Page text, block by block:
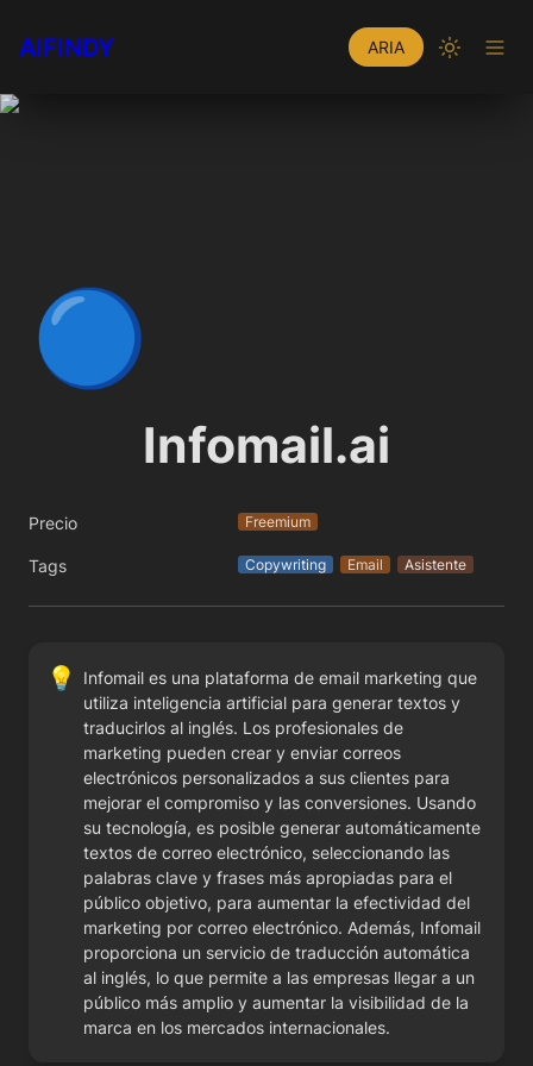
AIFINDY ARIA
🔵
Infomail.ai
Precio Freemium
Tags Copywriting Email Asistente
💡
Infomail es una plataforma de email marketing que
utiliza inteligencia artificial para generar textos y
traducirlos al inglés. Los profesionales de
marketing pueden crear y enviar correos
electrónicos personalizados a sus clientes para
mejorar el compromiso y las conversiones. Usando
su tecnología, es posible generar automáticamente
textos de correo electrónico, seleccionando las
palabras clave y frases más apropiadas para el
público objetivo, para aumentar la efectividad del
marketing por correo electrónico. Además, Infomail
proporciona un servicio de traducción automática
al inglés, lo que permite a las empresas llegar a un
público más amplio y aumentar la visibilidad de la
marca en los mercados internacionales.